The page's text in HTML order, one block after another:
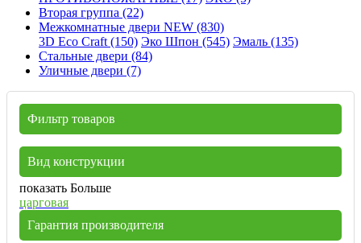
Вторая группа (22)
Межкомнатные двери NEW (830)
3D Eco Craft (150) Эко Шпон (545) Эмаль (135)
Стальные двери (84)
Уличные двери (7)
Фильтр товаров
Вид конструкции
показать Больше
царговая
Гарантия производителя